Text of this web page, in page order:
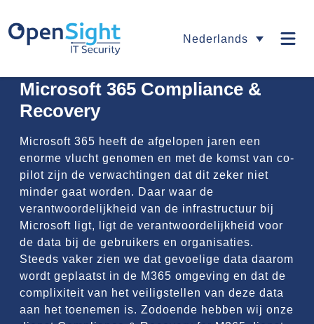
Nederlands
Microsoft 365 Compliance &
Recovery
Microsoft 365 heeft de afgelopen jaren een
enorme vlucht genomen en met de komst van co-
pilot zijn de verwachtingen dat dit zeker niet
minder gaat worden. Daar waar de
verantwoordelijkheid van de infrastructuur bij
Microsoft ligt, ligt de verantwoordelijkheid voor
de data bij de gebruikers en organisaties.
Steeds vaker zien we dat gevoelige data daarom
wordt geplaatst in de M365 omgeving en dat de
complixiteit van het veiligstellen van deze data
aan het toenemen is. Zodoende hebben wij onze